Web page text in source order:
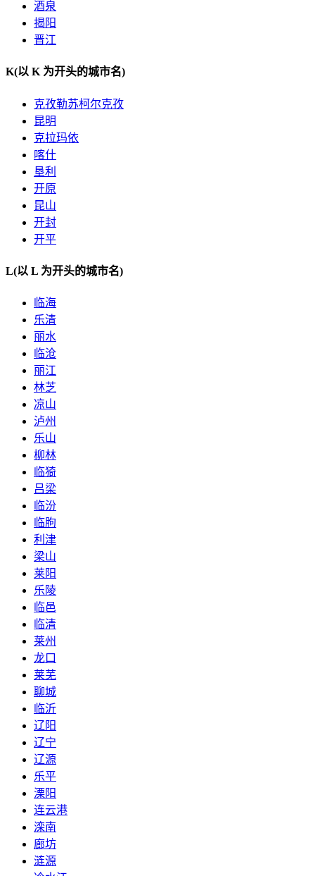
酒泉
揭阳
晋江
K(以 K 为开头的城市名)
克孜勒苏柯尔克孜
昆明
克拉玛依
喀什
垦利
开原
昆山
开封
开平
L(以 L 为开头的城市名)
临海
乐清
丽水
临沧
丽江
林芝
凉山
泸州
乐山
柳林
临猗
吕梁
临汾
临朐
利津
梁山
莱阳
乐陵
临邑
临清
莱州
龙口
莱芜
聊城
临沂
辽阳
辽宁
辽源
乐平
溧阳
连云港
滦南
廊坊
涟源